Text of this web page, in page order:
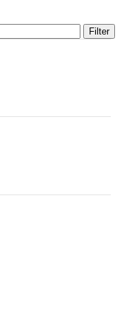
Filter